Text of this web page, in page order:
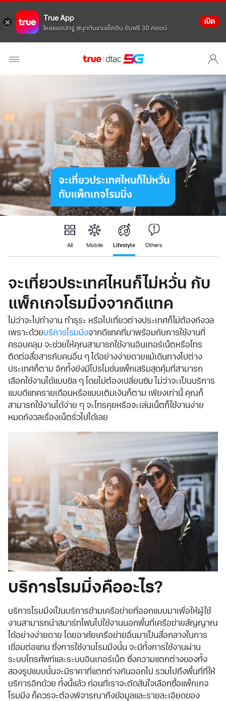
True App
โหลดแอปทรู สนุกกับเกมเช็คอิน รับฟรี 30 คอยน์
เปิด
All Mobile Lifestyle Others
จะเที่ยวประเทศไหนก็ไม่หวั่น กับ
แพ็กเกจโรมมิ่งจากดีแทค
ไม่ว่าจะไปทำงาน ทำธุระ หรือไปเที่ยวต่างประเทศก็ไม่ต้องกังวล
เพราะด้วยบริการโรมมิ่งจากดีแทคที่มาพร้อมกับการใช้งานที่
ครอบคลุม จะช่วยให้คุณสามารถใช้งานอินเทอร์เน็ตหรือโทร
ติดต่อสื่อสารกับคนอื่น ๆ ได้อย่างง่ายดายแม้เดินทางไปต่าง
ประเทศก็ตาม อีกทั้งยังมีโปรโมชั่นแพ็กเสริมสุดคุ้มที่สามารถ
เลือกใช้งานได้แบบชิล ๆ โดยไม่ต้องเปลี่ยนซิม ไม่ว่าจะเป็นบริการ
แบบดีแทครายเดือนหรือแบบเติมเงินก็ตาม เพียงเท่านี้ คุณก็
สามารถใช้งานได้ง่าย ๆ จะโทรคุยหรือจะเล่นเน็ตก็ใช้งานง่าย
หมดกังวลเรื่องเน็ตรั่วไปได้เลย
บริการโรมมิ่งคืออะไร?
บริการโรมมิ่งเป็นบริการข้ามเครือข่ายที่ออกแบบมาเพื่อให้ผู้ใช้
งานสามารถนำสมาร์ทโฟนไปใช้งานนอกพื้นที่เครือข่ายสัญญาณ
ได้อย่างง่ายดาย โดยอาศัยเครือข่ายอื่นมาเป็นสื่อกลางในการ
เชื่อมต่อแทน ซึ่งการใช้งานโรมมิ่งนั้น จะมีทั้งการใช้งานผ่าน
ระบบโทรศัพท์และระบบอินเทอร์เน็ต ซึ่งความแตกต่างของทั้ง
สองรูปแบบนั้นจะมีราคาที่แตกต่างกันออกไป รวมไปถึงพื้นที่ที่ให้
บริการอีกด้วย ทั้งนี้แล้ว ก่อนที่เราจะตัดสินใจเลือกซื้อแพ็กเกจ
โรมมิ่ง ก็ควรจะต้องพิจารณาถึงข้อมูลและรายละเอียดของ